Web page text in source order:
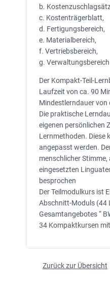
b.
c. Kostenträgerblatt,
d. Fertigungsbereich,
e. Materialbereich,
f. Vertriebsbereich,
g. Verwaltungsbereich
Der Kompakt-Teil-
Laufzeit von ca. 90
Mindestlerndauer von
Die praktische
eigenen persönlichen
Lernmethoden. Diese
angepasst werden.
menschlicher
eingesetzten
besprochen
Der Teilmodulkurs ist
Abschnitt-Moduls (44
Gesamtangebotes “
34 Kompaktkursen
Zurück zur Übersicht